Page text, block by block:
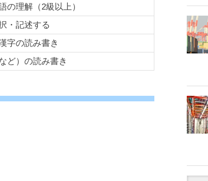
の理解（2級以上）
・記述する
字の読み書き
ど）の読み書き